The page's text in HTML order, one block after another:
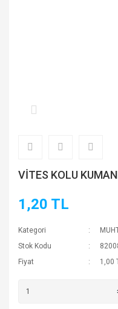
VİTES KOLU
1,20 TL
Kategori
Stok Kodu
Fiyat
1,00